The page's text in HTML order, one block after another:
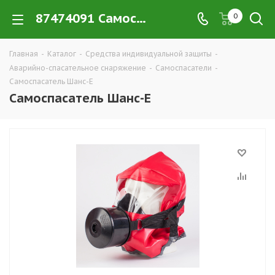
87474091 Самоспасатель Шанс-Е купить в Екатеринбурге по низким ценам оптом — интернет-магазин CИЗ в розницу компании РПС Урал 0
Главная - Каталог - Средства индивидуальной защиты -
Аварийно-спасательное снаряжение - Самоспасатели -
Самоспасатель Шанс-Е
Самоспасатель Шанс-Е